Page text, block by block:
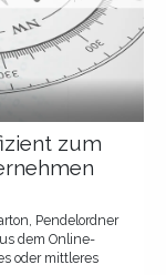
zum
Pendelordner
dem Online-
oder mittleres